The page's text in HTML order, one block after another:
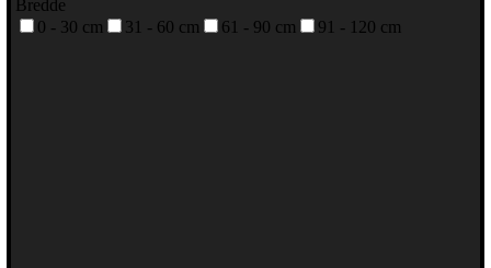
Bredde
0 - 30 cm
31 - 60 cm 61 - 90 cm 91 - 120 cm